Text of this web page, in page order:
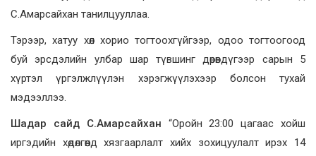
С.Амарсайхан танилцууллаа.
Тэрээр, хатуу хөл хорио тогтоохгүйгээр, одоо тогтоогоод
буй эрсдэлийн улбар шар түвшинг дөрөвдүгээр сарын 5
хүртэл үргэлжлүүлэн хэрэгжүүлэхээр болсон тухай
мэдээллээ.
Шадар сайд С.Амарсайхан “Оройн 23:00 цагаас хойш
иргэдийн хөдөлгөөнд хязгаарлалт хийх зохицуулалт ирэх 14